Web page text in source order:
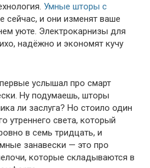
Умные шторы с
сейчас, и они изменят ваше
уюте. Электрокарнизы для
надёжно и экономят кучу
услышал про смарт
Ну подумаешь, шторы
ли заслуга? Но стоило один
утреннего света, который
в семь тридцать, и
занавески — это про
которые складываются в